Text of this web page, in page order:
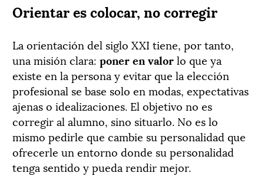
Orientar es colocar, no corregir
La orientación del siglo XXI tiene, por tanto,
una misión clara: poner en valorlo que ya
existe en la persona y evitar que la elección
profesional se base solo en modas, expectativas
ajenas o idealizaciones. El objetivo no es
corregir al alumno, sino situarlo. No es lo
mismo pedirle que cambie su personalidad que
ofrecerle un entorno donde su personalidad
tenga sentido y pueda rendir mejor.